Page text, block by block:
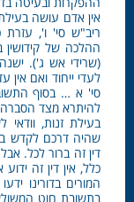
אין אדם עושה
ריב"ש סי' ו', עזרת
ההלכה של קידושין
(שרידי אש ג').
לעדי ייחוד ואם אין
סי' א … בסוף
להיתרא מצד הסברה
בעילת זנות, וודאי
שהיה דרכם לקדש
דין זה ברור לכל.
כלל, אין דין זה
המורים בדורינו
בתשובת חוט